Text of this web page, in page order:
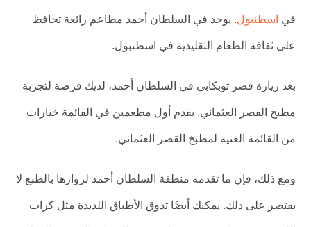
في اسطنبول. يوجد في السلطان أحمد مطاعم رائعة تحافظ
على ثقافة الطعام التقليدية في اسطنبول.
بعد زيارة قصر توبكابي في السلطان أحمد، لديك فرصة لتجربة
مطبخ القصر العثماني. يقدم أول مطعمين في القائمة خيارات
من القائمة الغنية لمطبخ القصر العثماني.
ومع ذلك، فإن ما تقدمه منطقة السلطان أحمد لزوارها بالطبع لا
يقتصر على ذلك. يمكنك أيضًا تذوق الأطباق اللذيذة مثل كرات